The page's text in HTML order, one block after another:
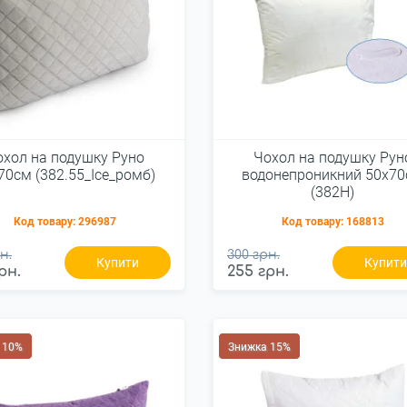
на подушку Руно
(382.55_Ice_ромб)
Код товару: 296987
Купити
Чохол на подушку
водонепроникний
(382Н)
Код товару: 168813
300 грн.
255 грн.
Купити
Знижка 15%